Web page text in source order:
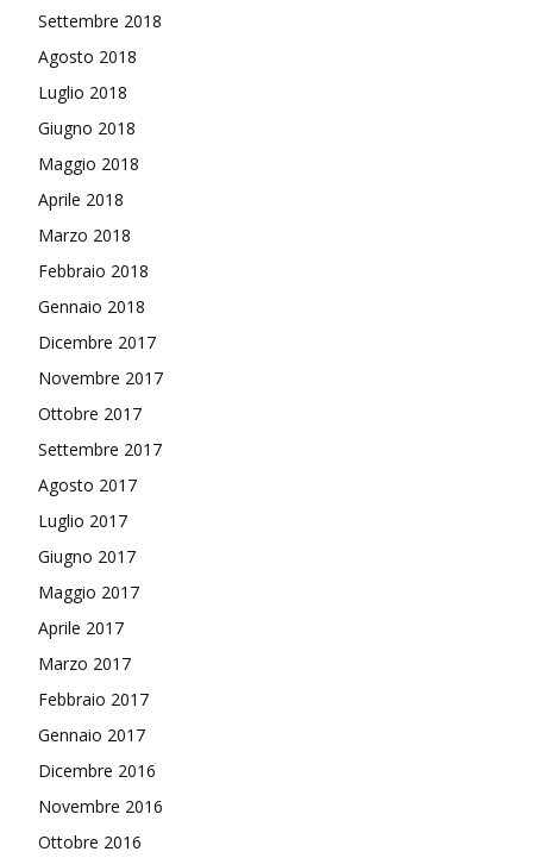
Settembre 2018
Agosto 2018
Luglio 2018
Giugno 2018
Maggio 2018
Aprile 2018
Marzo 2018
Febbraio 2018
Gennaio 2018
Dicembre 2017
Novembre 2017
Ottobre 2017
Settembre 2017
Agosto 2017
Luglio 2017
Giugno 2017
Maggio 2017
Aprile 2017
Marzo 2017
Febbraio 2017
Gennaio 2017
Dicembre 2016
Novembre 2016
Ottobre 2016